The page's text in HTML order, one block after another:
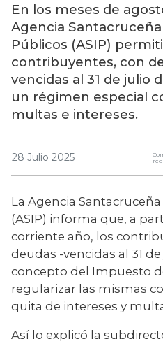
En los meses de
Agencia
Públicos (ASIP)
contribuyentes, con
vencidas al 31 de julio
un régimen especial
multas e intereses.
28 Julio 2025
La Agencia
(ASIP) informa que, a
corriente año, los
deudas -vencidas al 31
concepto del Impuesto
regularizar las mismas
quita de intereses y
Así lo explicó la